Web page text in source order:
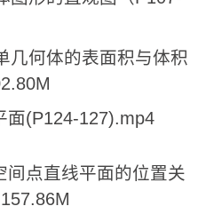
何体的表面积与体积
(P124-127).mp4
点直线平面的位置关